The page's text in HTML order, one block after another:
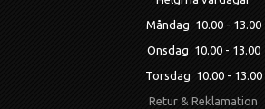
Måndag 10.00 - 13.00
Onsdag 10.00 - 13.00
Torsdag 10.00 - 13.00
Retur & Reklamation